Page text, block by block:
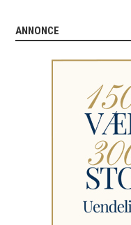
ANNONCE